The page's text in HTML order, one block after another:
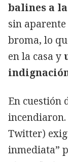
balines a
sin
broma, lo
en la casa y
En cuestión
incendiaron.
Twitter)
inmediata”